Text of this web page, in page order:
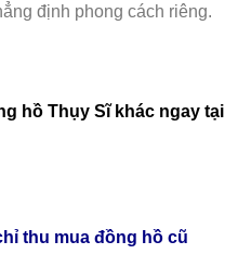
định phong cách riêng.
hồ Thụy Sĩkhác ngay tại
thu mua đồng hồ cũ